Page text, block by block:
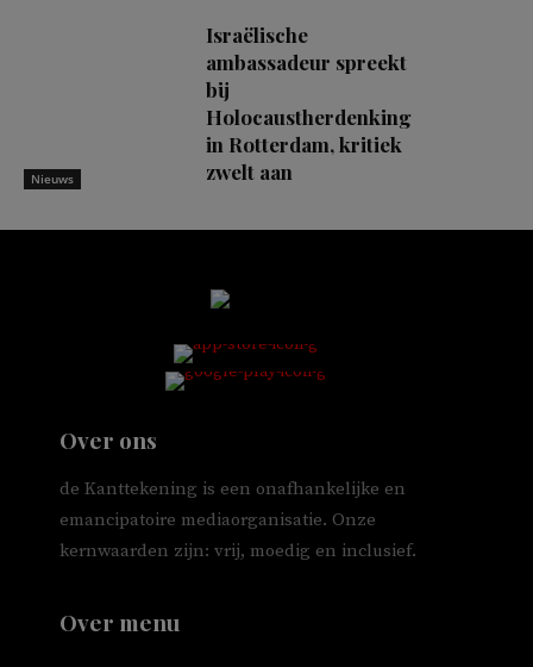
Nieuws
Israëlische
ambassadeur spreekt
bij
Holocaustherdenking
in Rotterdam, kritiek
zwelt aan
Over ons
de Kanttekening is een onafhankelijke en
emancipatoire mediaorganisatie. Onze
kernwaarden zijn: vrij, moedig en inclusief.
Over menu